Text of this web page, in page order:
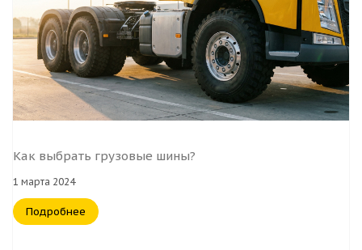
Как выбрать грузовые шины?
1 марта 2024
Подробнее